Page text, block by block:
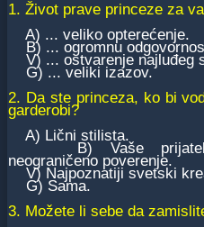
1. Život prave princeze za
A) ... veliko opterećenje.
B) ... ogromnu
V) ... ostvarenje najluđeg
G) ... veliki izazov.
2. Da ste princeza, ko bi
garderobi?
A) Lični stilista.
B) Vaše
neograničeno poverenje.
V) Najpoznatiji svetski
G) Sama.
3. Možete li sebe da